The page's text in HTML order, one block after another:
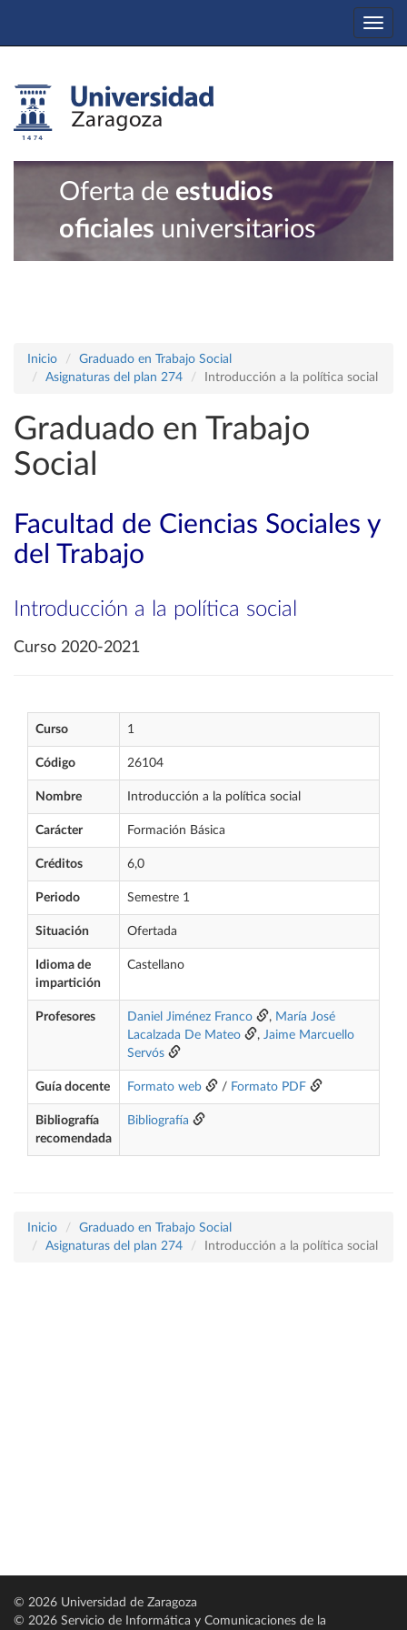
Oferta de estudios
oficiales universitarios
Inicio
Graduado en Trabajo Social
Asignaturas del plan 274
Introducción a la política social
Graduado en Trabajo
Social
Facultad de Ciencias Sociales y
del Trabajo
Introducción a la política social
Curso 2020-2021
Curso 1
Código 26104
Nombre Introducción a la política social
Carácter Formación Básica
Créditos 6,0
Periodo Semestre 1
Situación Ofertada
Idioma de
impartición
Castellano
Profesores Daniel Jiménez Franco , María José
Lacalzada De Mateo
, Jaime Marcuello
Servós
Guía docente Formato web / Formato PDF
Bibliografía
recomendada
Bibliografía
Inicio
Graduado en Trabajo Social
Asignaturas del plan 274
Introducción a la política social
© 2026 Universidad de Zaragoza
© 2026 Servicio de Informática y Comunicaciones de la